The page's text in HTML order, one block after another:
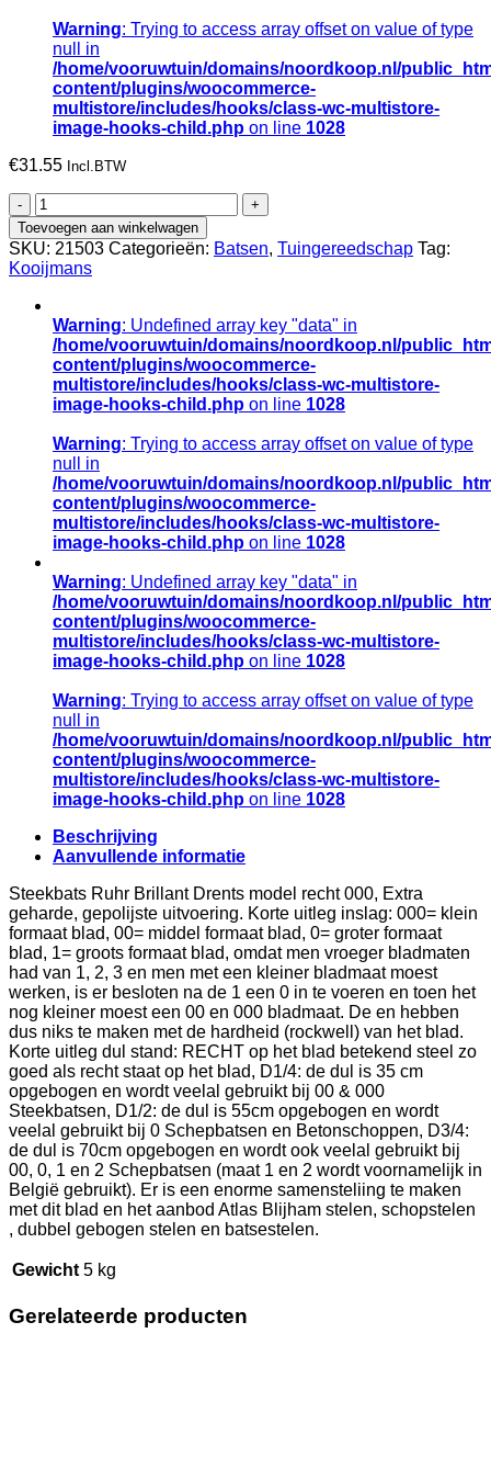
Warning: Trying to access array offset on value of type
null in
/home/vooruwtuin/domains/noordkoop.nl/
content/plugins/woocommerce-
multistore/includes/hooks/class-wc-multistore-
image-hooks-child.php on line 1028
€31.55 Incl.BTW
Steekbats
RUHR
BRILLANT
recht
000,
gepolijst,
gehard
aantal
Toevoegen aan winkelwagen
SKU: 21503 Categorieën: Batsen, Tuingereedschap Tag:
Kooijmans
Warning: Undefined array key "data" in
/home/vooruwtuin/domains/noordkoop.nl/
content/plugins/woocommerce-
multistore/includes/hooks/class-wc-multistore-
image-hooks-child.php on line 1028
Warning: Trying to access array offset on value of type
null in
/home/vooruwtuin/domains/noordkoop.nl/
content/plugins/woocommerce-
multistore/includes/hooks/class-wc-multistore-
image-hooks-child.php on line 1028
Warning: Undefined array key "data" in
/home/vooruwtuin/domains/noordkoop.nl/
content/plugins/woocommerce-
multistore/includes/hooks/class-wc-multistore-
image-hooks-child.php on line 1028
Warning: Trying to access array offset on value of type
null in
/home/vooruwtuin/domains/noordkoop.nl/
content/plugins/woocommerce-
multistore/includes/hooks/class-wc-multistore-
image-hooks-child.php on line 1028
Beschrijving
Aanvullende informatie
Steekbats Ruhr Brillant Drents model recht 000, Extra
geharde, gepolijste uitvoering. Korte uitleg inslag: 000= klein
formaat blad, 00= middel formaat blad, 0= groter formaat
blad, 1= groots formaat blad, omdat men vroeger bladmaten
had van 1, 2, 3 en men met een kleiner bladmaat moest
werken, is er besloten na de 1 een 0 in te voeren en toen het
nog kleiner moest een 00 en 000 bladmaat. De en hebben
dus niks te maken met de hardheid (rockwell) van het blad.
Korte uitleg dul stand: RECHT op het blad betekend steel zo
goed als recht staat op het blad, D1/4: de dul is 35 cm
opgebogen en wordt veelal gebruikt bij 00 & 000
Steekbatsen, D1/2: de dul is 55cm opgebogen en wordt
veelal gebruikt bij 0 Schepbatsen en Betonschoppen, D3/4:
de dul is 70cm opgebogen en wordt ook veelal gebruikt bij
00, 0, 1 en 2 Schepbatsen (maat 1 en 2 wordt voornamelijk in
België gebruikt). Er is een enorme samensteliing te maken
met dit blad en het aanbod Atlas Blijham stelen, schopstelen
, dubbel gebogen stelen en batsestelen.
Gewicht 5 kg
Gerelateerde producten